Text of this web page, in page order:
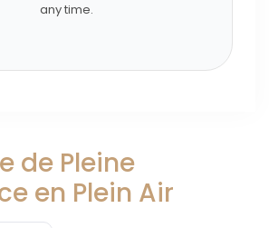
any time.
de Pleine
en Plein Air